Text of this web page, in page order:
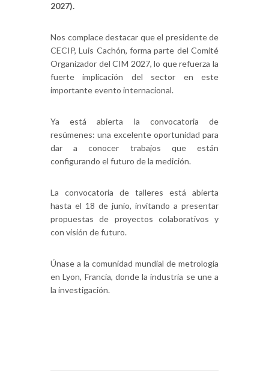
2027).
Nos complace destacar que el presidente de
CECIP, Luis Cachón, forma parte del Comité
Organizador del CIM 2027, lo que refuerza la
fuerte implicación del sector en este
importante evento internacional.
Ya está abierta la convocatoria de
resúmenes: una excelente oportunidad para
dar a conocer trabajos que están
configurando el futuro de la medición.
La convocatoria de talleres está abierta
hasta el 18 de junio, invitando a presentar
propuestas de proyectos colaborativos y
con visión de futuro.
Únase a la comunidad mundial de metrología
en Lyon, Francia, donde la industria se une a
la investigación.